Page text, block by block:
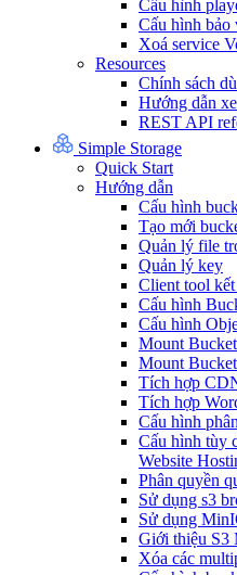
Cấu hình
Cấu hình bảo
Xoá service
Resources
Chính sách
Hướng dẫn
REST API
Simple Storage
Quick Start
Hướng dẫn
Cấu hình
Tạo mới
Quản lý file
Quản lý key
Client tool
Cấu hình
Cấu hình
Mount
Mount
Tích hợp
Tích hợp
Cấu hình
Cấu hình tùy
Website
Phân quyền
Sử dụng s3
Sử dụng
Giới thiệu S3
Xóa các